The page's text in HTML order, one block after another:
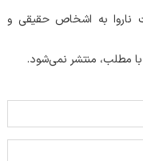
ناروا به اشخاص حقیقی و
با مطلب، منتشر نمی‌شود.